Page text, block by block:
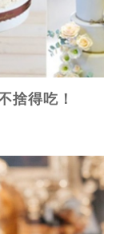
捨得吃！